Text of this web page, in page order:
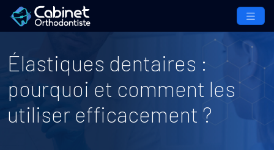
Élastiques dentaires :
pourquoi et comment les
utiliser efficacement ?